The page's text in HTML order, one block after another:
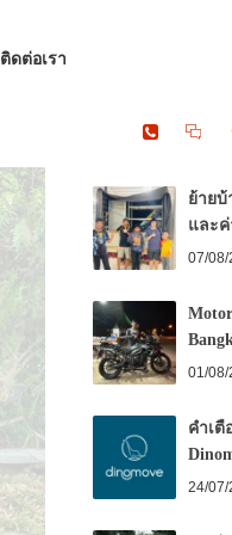
ติดต่อเรา
RECENT
ย้ายบ้
และ
07/08/
01/08/
คำเตื
24/07/